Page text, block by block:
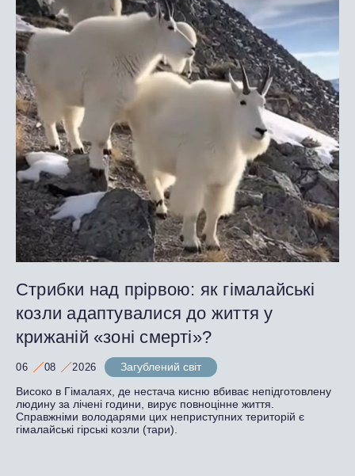
Стрибки над прірвою: як гімалайські
козли адаптувалися до життя у
крижаній «зоні смерті»?
06 08 2026
Загублений світ
Високо в Гімалаях, де нестача кисню вбиває непідготовлену
людину за лічені години, вирує повноцінне життя.
Справжніми володарями цих неприступних територій є
гімалайські гірські козли (тари).